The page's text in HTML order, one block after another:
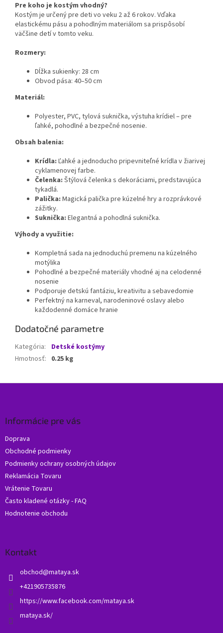
Pre koho je kostým vhodný?
Kostým je určený pre deti vo veku 2 až 6 rokov. Vďaka
elastickému pásu a pohodlným materiálom sa prispôsobí
väčšine detí v tomto veku.
Rozmery:
Dĺžka sukienky: 28 cm
Obvod pása: 40–50 cm
Materiál:
Polyester, PVC, tylová suknička, výstuha krídiel – pre
ľahké, pohodlné a bezpečné nosenie.
Obsah balenia:
Krídla: Ľahké a jednoducho pripevniteľné krídla v žiarivej
cyklamenovej farbe.
Čelenka: Štýlová čelenka s dekoráciami, predstavujúca
tykadlá.
Palička: Magická palička pre kúzelné hry a rozprávkové
zážitky.
Suknička: Elegantná a pohodlná suknička.
Výhody a využitie:
Kompletná sada na jednoduchú premenu na kúzelného
motýlika
Pohodlné a bezpečné materiály vhodné aj na celodenné
nosenie
Podporuje detskú fantáziu, kreativitu a sebavedomie
Perfektný na karneval, narodeninové oslavy alebo
každodenné domáce hranie
Dodatočné parametre
Kategória:
Detské kostýmy
Hmotnosť: 0.25 kg
Informácie pre vás
Doprava
Obchodné podmienky
Podmienky ochrany osobných údajov
Reklamácia Tovaru
Vrátenie Tovaru
Často kladené otázky - FAQ
Hodnotenie obchodu
Kontakt
obchod@mataya.sk
+421905735876
https://www.facebook.com/mataya.sk
mataya.sk/